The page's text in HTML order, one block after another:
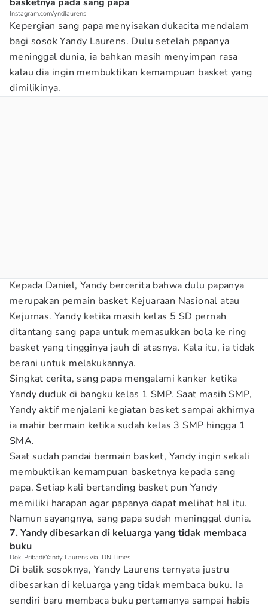
Instagram.com/yndlaurens
Kepergian sang papa menyisakan dukacita mendalam
bagi sosok Yandy Laurens. Dulu setelah papanya
meninggal dunia, ia bahkan masih menyimpan rasa
kalau dia ingin membuktikan kemampuan basket yang
dimilikinya.
Kepada Daniel, Yandy bercerita bahwa dulu papanya
merupakan pemain basket Kejuaraan Nasional atau
Kejurnas. Yandy ketika masih kelas 5 SD pernah
ditantang sang papa untuk memasukkan bola ke ring
basket yang tingginya jauh di atasnya. Kala itu, ia tidak
berani untuk melakukannya.
Singkat cerita, sang papa mengalami kanker ketika
Yandy duduk di bangku kelas 1 SMP. Saat masih SMP,
Yandy aktif menjalani kegiatan basket sampai akhirnya
ia mahir bermain ketika sudah kelas 3 SMP hingga 1
SMA.
Saat sudah pandai bermain basket, Yandy ingin sekali
membuktikan kemampuan basketnya kepada sang
papa. Setiap kali bertanding basket pun Yandy
memiliki harapan agar papanya dapat melihat hal itu.
Namun sayangnya, sang papa sudah meninggal dunia.
7. Yandy dibesarkan di keluarga yang tidak membaca
buku
Dok. Pribadi/Yandy Laurens via IDN Times
Di balik sosoknya, Yandy Laurens ternyata justru
dibesarkan di keluarga yang tidak membaca buku. Ia
sendiri baru membaca buku pertamanya sampai habis